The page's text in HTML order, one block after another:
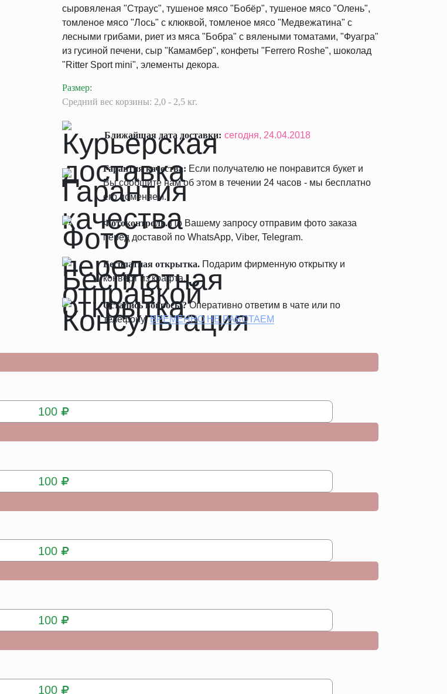
сыровяленая "Страус", тушеное мясо "Бобёр", тушеное мясо "Олень",
томленое мясо "Лось" с клюквой, томленое мясо "Медвежатина" с
лесными грибами, риет из мяса "Бобра" с вялеными томатами, "Фуагра"
из гусиной печени, сыр "Камамбер", конфеты "Ferrero Roshe", шоколад
"Ritter Sport mini", элементы декора.
Размер:
Средний вес корзины: 2,0 - 2,5 кг.
Ближайшая дата доставки: сегодня, 24.04.2018
Гарантия качества: Если получателю не понравится букет и
Вы сообщите нам об этом в течении 24 часов - мы бесплатно
его поменяем.
Фотоконтроль.По Вашему запросу отправим фото заказа
перед доставой по WhatsApp, Viber, Telegram.
Бесплатная открытка. Подарим фирменную открытку и
конверт из крафта.
Остались вопросы?Оперативно ответим в чате или по
телефону:ВРЕМЕННО НЕ РАБОТАЕМ
100
100
100
100
100